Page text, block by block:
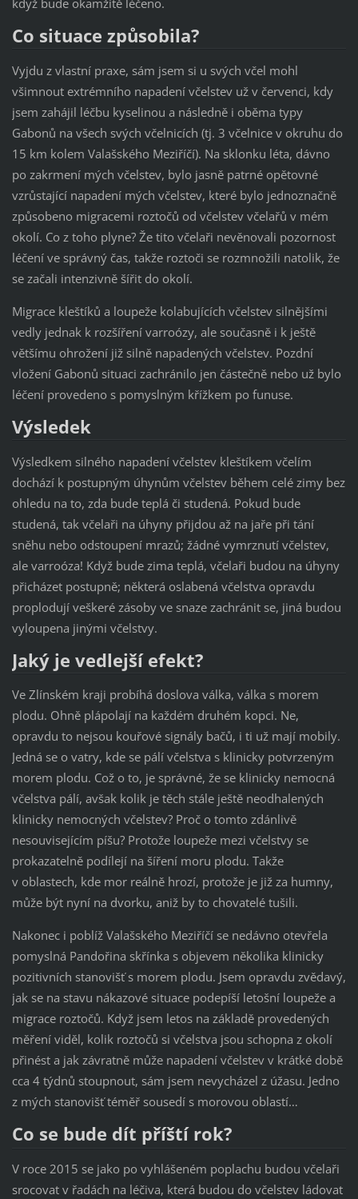
Co situace způsobila?
Vyjdu z vlastní praxe, sám jsem si u svých včel mohl
všimnout extrémního napadení včelstev už v červenci, kdy
jsem zahájil léčbu kyselinou a následně i oběma typy
Gabonů na všech svých včelnicích (tj. 3 včelnice v okruhu do
15 km kolem Valašského Meziříčí). Na sklonku léta, dávno
po zakrmení mých včelstev, bylo jasně patrné opětovné
vzrůstající napadení mých včelstev, které bylo jednoznačně
způsobeno migracemi roztočů od včelstev včelařů v mém
okolí. Co z toho plyne? Že tito včelaři nevěnovali pozornost
léčení ve správný čas, takže roztoči se rozmnožili natolik, že
se začali intenzivně šířit do okolí.
Migrace kleštíků a loupeže kolabujících včelstev silnějšími
vedly jednak k rozšíření varroózy, ale současně i k ještě
většímu ohrožení již silně napadených včelstev. Pozdní
vložení Gabonů situaci zachránilo jen částečně nebo už bylo
léčení provedeno s pomyslným křížkem po funuse.
Výsledek
Výsledkem silného napadení včelstev kleštíkem včelím
dochází k postupným úhynům včelstev během celé zimy bez
ohledu na to, zda bude teplá či studená. Pokud bude
studená, tak včelaři na úhyny přijdou až na jaře při tání
sněhu nebo odstoupení mrazů; žádné vymrznutí včelstev,
ale varroóza! Když bude zima teplá, včelaři budou na úhyny
přicházet postupně; některá oslabená včelstva opravdu
proplodují veškeré zásoby ve snaze zachránit se, jiná budou
vyloupena jinými včelstvy.
Jaký je vedlejší efekt?
Ve Zlínském kraji probíhá doslova válka, válka s morem
plodu. Ohně plápolají na každém druhém kopci. Ne,
opravdu to nejsou kouřové signály bačů, i ti už mají mobily.
Jedná se o vatry, kde se pálí včelstva s klinicky potvrzeným
morem plodu. Což o to, je správné, že se klinicky nemocná
včelstva pálí, avšak kolik je těch stále ještě neodhalených
klinicky nemocných včelstev? Proč o tomto zdánlivě
nesouvisejícím píšu? Protože loupeže mezi včelstvy se
prokazatelně podílejí na šíření moru plodu. Takže
v oblastech, kde mor reálně hrozí, protože je již za humny,
může být nyní na dvorku, aniž by to chovatelé tušili.
Nakonec i poblíž Valašského Meziříčí se nedávno otevřela
pomyslná Pandořina skřínka s objevem několika klinicky
pozitivních stanovišť s morem plodu. Jsem opravdu zvědavý,
jak se na stavu nákazové situace podepíší letošní loupeže a
migrace roztočů. Když jsem letos na základě provedených
měření viděl, kolik roztočů si včelstva jsou schopna z okolí
přinést a jak závratně může napadení včelstev v krátké době
cca 4 týdnů stoupnout, sám jsem nevycházel z úžasu. Jedno
z mých stanovišť téměř sousedí s morovou oblastí…
Co se bude dít příští rok?
V roce 2015 se jako po vyhlášeném poplachu budou včelaři
srocovat v řadách na léčiva, která budou do včelstev ládovat